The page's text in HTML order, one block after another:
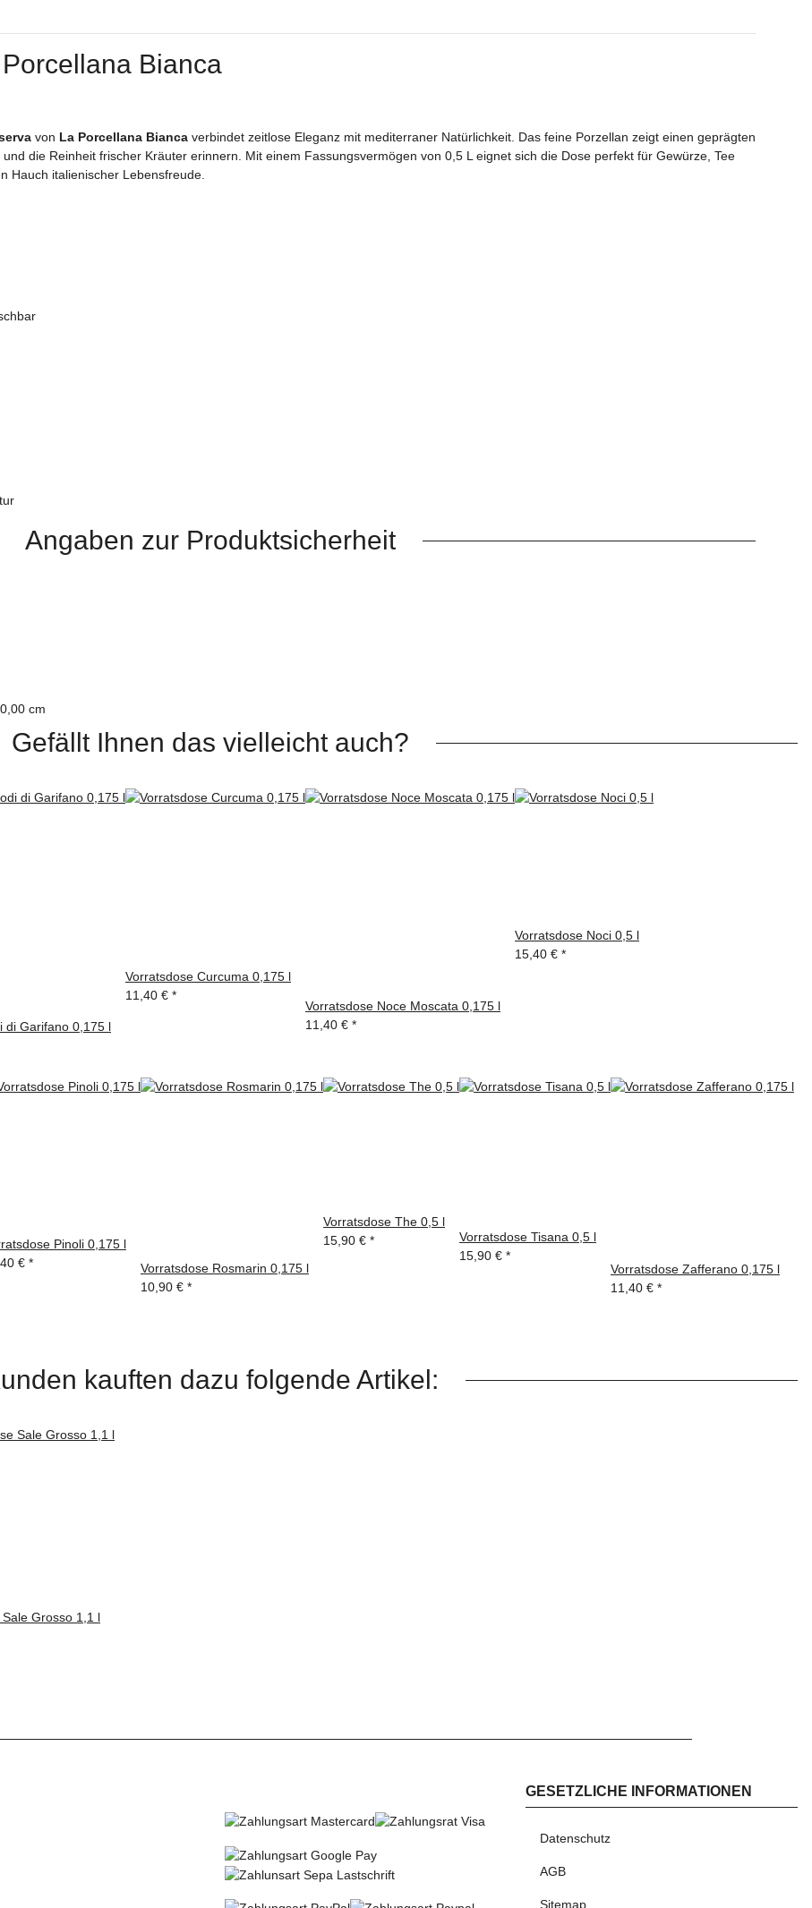
Bianca
von La Porcellana Bianca verbindet zeitlose Eleganz mit mediterraner Natürlichkeit. Das feine Porzellan zeigt einen geprägten
die Reinheit frischer Kräuter erinnern. Mit einem Fassungsvermögen von 0,5 L eignet sich die Dose perfekt für Gewürze, Tee
Hauch italienischer Lebensfreude.
Angaben zur Produktsicherheit
cm
Gefällt Ihnen das vielleicht auch?
di Garifano 0,175 l
Vorratsdose Curcuma 0,175 l
11,40 € *
Vorratsdose Noce Moscata 0,175 l
11,40 € *
Vorratsdose Noci 0,5 l
15,40 € *
Pinoli 0,175 l
€ *
Vorratsdose Rosmarin 0,175 l
10,90 € *
Vorratsdose The 0,5 l
15,90 € *
Vorratsdose Tisana 0,5 l
15,90 € *
Vorratsdose Zafferano 0,175 l
11,40 € *
kauften dazu folgende Artikel:
Grosso 1,1 l
GESETZLICHE INFORMATIONEN
Datenschutz
AGB
Sitemap